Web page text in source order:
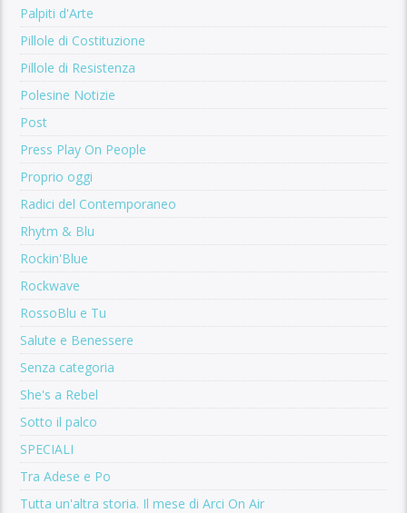
Palpiti d'Arte
Pillole di Costituzione
Pillole di Resistenza
Polesine Notizie
Post
Press Play On People
Proprio oggi
Radici del Contemporaneo
Rhytm & Blu
Rockin'Blue
Rockwave
RossoBlu e Tu
Salute e Benessere
Senza categoria
She's a Rebel
Sotto il palco
SPECIALI
Tra Adese e Po
Tutta un'altra storia. Il mese di Arci On Air